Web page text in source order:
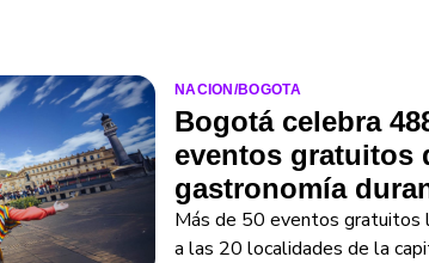
NACION/BOGOTA
Bogotá celebra
eventos gratuitos
gastronomía
Más de 50 eventos gratuitos
a las 20 localidades de la